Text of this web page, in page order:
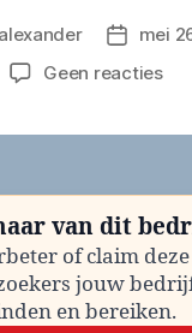
alexander
mei
Geen reactiesop
en
en
van dit
of claim
jouw
en bereiken.